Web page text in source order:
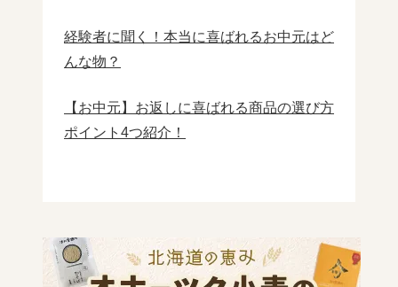
経験者に聞く！本当に喜ばれるお中元はど
んな物？
【お中元】お返しに喜ばれる商品の選び方
ポイント4つ紹介！